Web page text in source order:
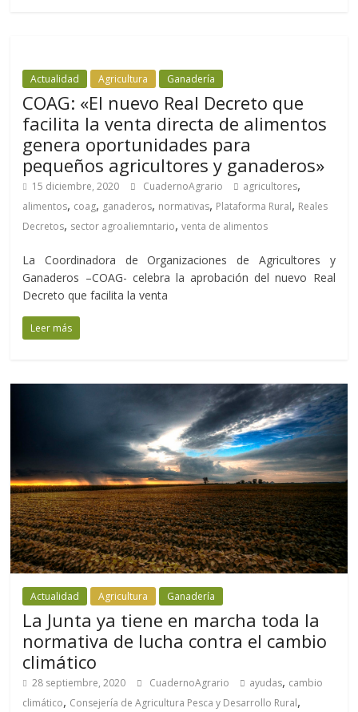
Actualidad Agricultura Ganadería
COAG: «El nuevo Real Decreto que
facilita la venta directa de alimentos
genera oportunidades para
pequeños agricultores y ganaderos»
15 diciembre, 2020 CuadernoAgrario agricultores,
alimentos, coag, ganaderos, normativas, Plataforma Rural, Reales
Decretos, sector agroaliemntario,venta de alimentos
La Coordinadora de Organizaciones de Agricultores y
Ganaderos –COAG- celebra la aprobación del nuevo Real
Decreto que facilita la venta
Leer más
Actualidad Agricultura Ganadería
La Junta ya tiene en marcha toda la
normativa de lucha contra el cambio
climático
28 septiembre, 2020 CuadernoAgrario ayudas, cambio
climático, Consejería de Agricultura Pesca y Desarrollo Rural,